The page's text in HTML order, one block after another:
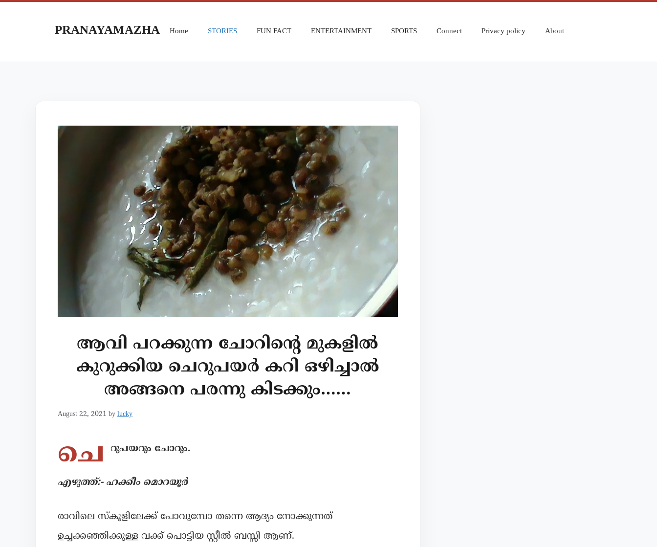
PRANAYAMAZHA Home STORIES FUN FACT ENTERTAINMENT SPORTS Connect Privacy policy About
ആവി പറക്കുന്ന ചോറിന്റെ മുകളിൽ
കുറുക്കിയ ചെറുപയർ കറി ഒഴിച്ചാൽ
അങ്ങനെ പരന്നു കിടക്കും……
August 22, 2021 by lucky
ചെ റുപയറും ചോറും.
എഴുത്ത്:- ഹക്കീം മൊറയൂർ
രാവിലെ സ്കൂളിലേക്ക് പോവുമ്പോ തന്നെ ആദ്യം നോക്കുന്നത്
ഉച്ചക്കഞ്ഞിക്കുള്ള വക്ക് പൊട്ടിയ സ്റ്റീൽ ബസ്സി ആണ്.